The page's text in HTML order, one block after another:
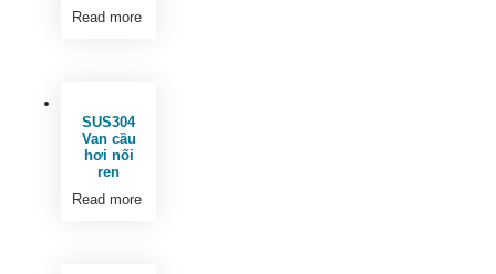
Read more
SUS304
Van cầu
hơi nối
ren
Read more